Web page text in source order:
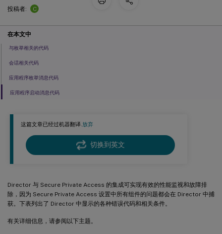
这篇文章已经过机器翻译.放弃
切换到英文
Director 与 Secure Private Access 的集成可实现有效的性能监视和故障排
除，因为 Secure Private Access 设置中所有组件的问题都会在 Director 中捕
获。下表列出了 Director 中显示的各种错误代码和相关条件。
有关详细信息，请参阅以下主题。
投稿者:
C
在本文中
与枚举相关的代码
会话相关代码
应用程序枚举消息代码
应用程序启动消息代码